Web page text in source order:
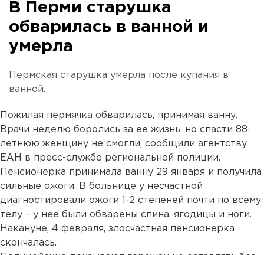
В Перми старушка
обварилась в ванной и
умерла
Пермская старушка умерла после купания в
ванной.
Пожилая пермячка обварилась, принимая ванну.
Врачи неделю боролись за ее жизнь, но спасти 88-
летнюю женщину не смогли, сообщили агентству
ЕАН в пресс-службе региональной полиции.
Пенсионерка принимала ванну 29 января и получила
сильные ожоги. В больнице у несчастной
диагностировали ожоги 1-2 степеней почти по всему
телу – у нее были обварены спина, ягодицы и ноги.
Накануне, 4 февраля, злосчастная пенсионерка
скончалась.